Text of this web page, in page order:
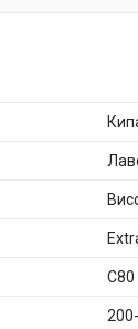
C80